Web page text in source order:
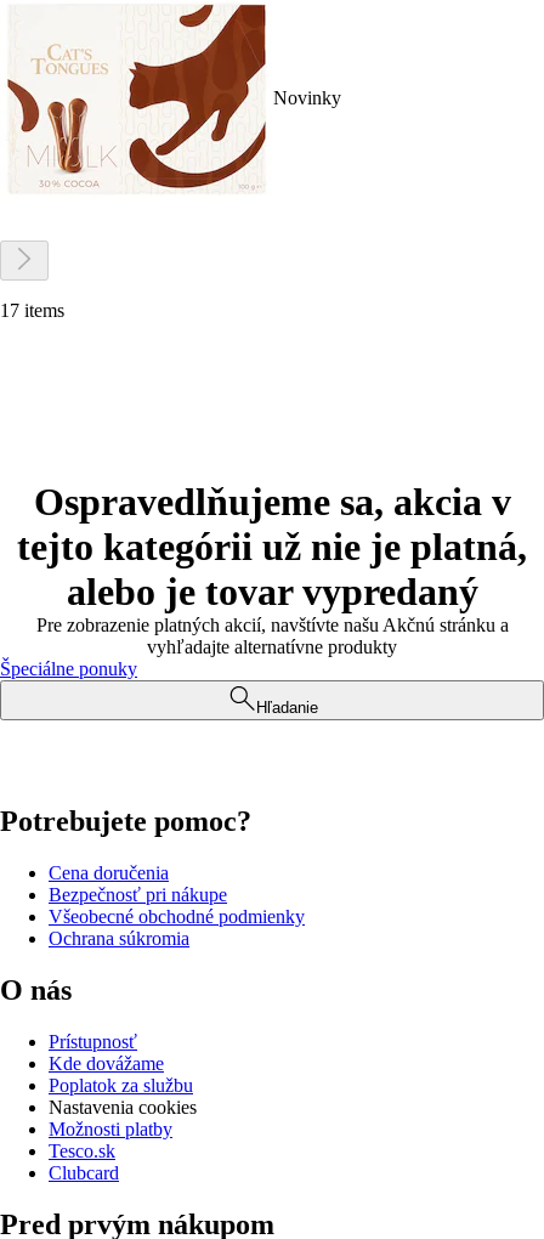
Novinky
17 items
Ospravedlňujeme sa, akcia v
tejto kategórii už nie je platná,
alebo je tovar vypredaný
Pre zobrazenie platných akcií, navštívte našu Akčnú stránku a
vyhľadajte alternatívne produkty
Špeciálne ponuky
Hľadanie
Potrebujete pomoc?
Cena doručenia
Bezpečnosť pri nákupe
Všeobecné obchodné podmienky
Ochrana súkromia
O nás
Prístupnosť
Kde dovážame
Poplatok za službu
Nastavenia cookies
Možnosti platby
Tesco.sk
Clubcard
Pred prvým nákupom